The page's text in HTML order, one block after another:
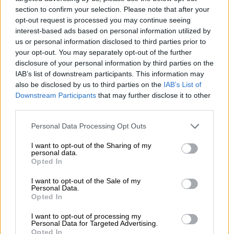
section to confirm your selection. Please note that after your
opt-out request is processed you may continue seeing
interest-based ads based on personal information utilized by
us or personal information disclosed to third parties prior to
your opt-out. You may separately opt-out of the further
disclosure of your personal information by third parties on the
IAB’s list of downstream participants. This information may
also be disclosed by us to third parties on the IAB’s List of
Downstream Participants that may further disclose it to other
Please note that this website/app uses one or more Google
not limited to your visit or usage behaviour. You may click to
grant or deny consent to Google and its third-party tags to
use your data for below specified purposes in below Google
consent section.
Personal Data Processing Opt Outs
I want to opt-out of the Sharing of my
personal data.
Opted In
I want to opt-out of the Sale of my
Personal Data.
Opted In
I want to opt-out of processing my
Personal Data for Targeted Advertising.
Opted In
Στο γκάλοπ που διενήργησε η GPO για την
εφημερίδα «Παραπολιτικά», φαίνεται ότι η
ΝΔ παραμένει πρώτο κόμμα, έχοντας όμως
δεδομένες απώλειες. Τον Φεβρουάριο η
κυβέρνηση ήταν στο 24,8%, ενώ τώρα πέφτει
στο 23,5%, με τοΠΑΣΟΚνα συγκεντρώνει
13,6% και τηνΠλεύση Ελευθερίας13,1%.
τον ανασχηματισμό, στις 18 και 19 Μαρτίου.
Ειδικότερα, στην
ποσοστά των κομμάτων διαμορφώνονται ως
εξής:
Νέα Δημοκρατία:
ΠΑΣΟΚ:13,6%
Πλεύση Ελευθερίας:13,1%